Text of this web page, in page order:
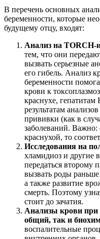
В перечень основных
беременности, которые
будущему отцу, входят:
Анализ на TORCH-
тем, что они
вызвать серьезные
его гибель. Анализ
беременности
крови к
краснухе,
результатам
прививки (как в
заболеваний. Важно:
краснухой, то
Исследования на
хламидиоз и другие
передаться второму
вызвать роды
а также развитие
смерть. Поэтому
стоит до зачатия.
Анализы крови при
общий, так и
воспалительные